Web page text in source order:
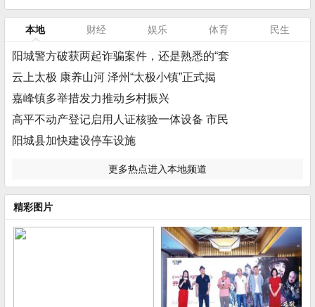
本地 财经 娱乐 体育 民生
阳城警方破获两起诈骗案件，还是熟悉的“套
云上太极 康养山河 泽州“太极小镇”正式揭
嘉峰镇多举措发力推动乡村振兴
高平不动产登记启用人证核验一体设备 市民
阳城县加快建设停车设施
更多热点进入本地频道
精彩图片